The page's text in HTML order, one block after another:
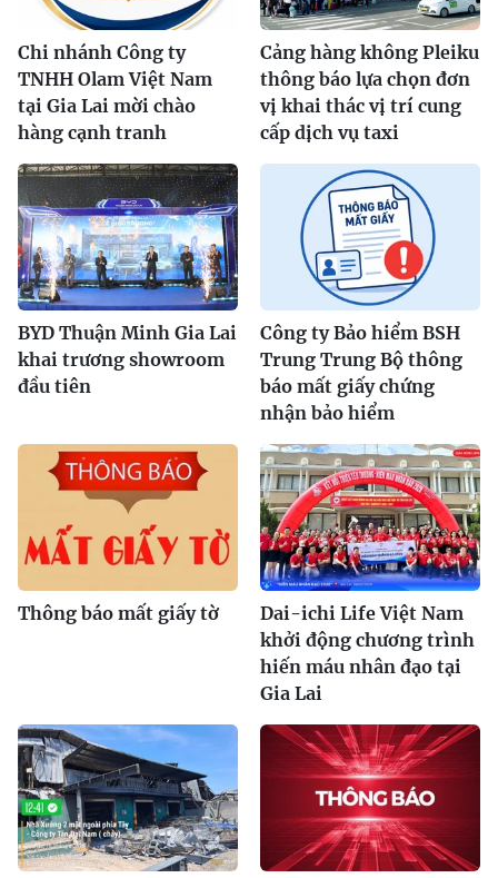
Chi nhánh Công ty
TNHH Olam Việt Nam
tại Gia Lai mời chào
hàng cạnh tranh
Cảng hàng không Pleiku
thông báo lựa chọn đơn
vị khai thác vị trí cung
cấp dịch vụ taxi
BYD Thuận Minh Gia Lai
khai trương showroom
đầu tiên
Công ty Bảo hiểm BSH
Trung Trung Bộ thông
báo mất giấy chứng
nhận bảo hiểm
Thông báo mất giấy tờ
Dai-ichi Life Việt Nam
khởi động chương trình
hiến máu nhân đạo tại
Gia Lai